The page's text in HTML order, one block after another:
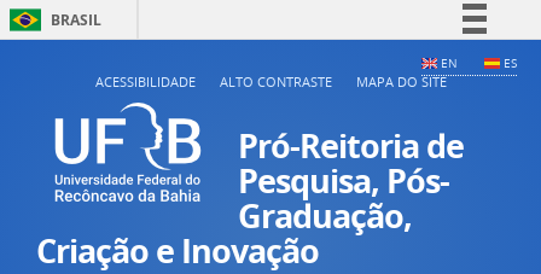
BRASIL
Simplifique!
Participe
Acesso à informação
Legislação
Canais
EN ES
ACESSIBILIDADE ALTO CONTRASTE MAPA DO SITE
Pró-Reitoria de
Pesquisa, Pós-
Graduação,
Criação e Inovação